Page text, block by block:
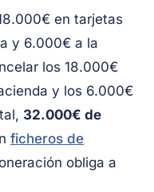
en tarjetas
y 6.000€ a la
los 18.000€
y los 6.000€
32.000€ de
ficheros de
obliga a